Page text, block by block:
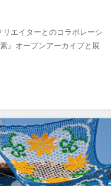
リエイターとのコラボレーシ
』オープンアーカイブと展